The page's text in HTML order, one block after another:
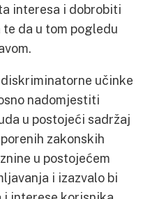
interesa i dobrobiti
da u tom pogledu
učinke
nadomjestiti
u postojeći sadržaj
zakonskih
u postojećem
i izazvalo bi